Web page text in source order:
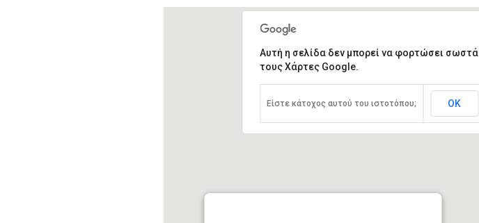
Αυτή η σελίδα δεν μπορεί να φορτώσει σωστά
τους Χάρτες Google.
Είστε κάτοχος αυτού του ιστοτόπου; ΟΚ